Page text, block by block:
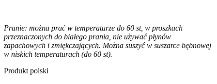
Pranie: można prać w temperaturze do 60 st, w proszkach
przeznaczonych do białego prania, nie używać płynów
zapachowych i zmiękczających. Można suszyć w suszarce bębnowej
w niskich temperaturach (do 60 st).
Produkt polski